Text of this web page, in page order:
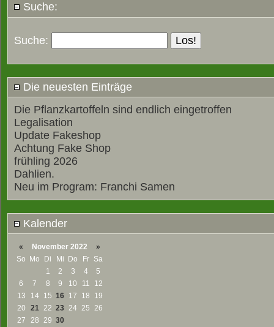
Suche:
Suche:
Die neuesten Einträge
Die Pflanzkartoffeln sind endlich eingetroffen
Legalisation
Update Fakeshop
Achtung Fake Shop
frühling 2026
Dahlien.
Neu im Program: Franchi Samen
Kalender
« November 2022
»
So Mo Di Mi Do Fr
Sa
1
2 3 4
5
6
7 8 9 10 11
12
13
14 15 16 17 18
19
20
21 22 23 24 25 26
27
28 29 30